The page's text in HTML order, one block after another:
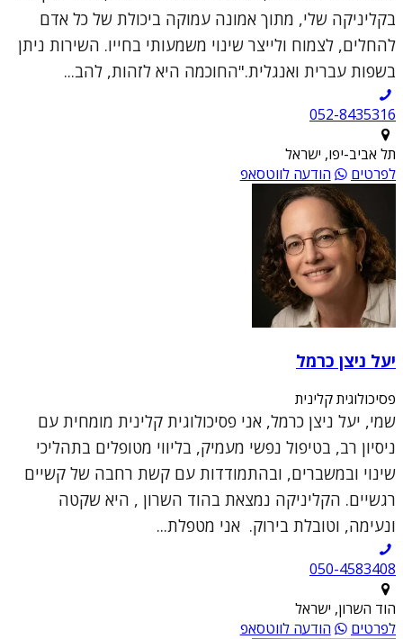
בקליניקה שלי, מתוך אמונה עמוקה ביכולת של כל אדם
להחלים, לצמוח ולייצר שינוי משמעותי בחייו. השירות ניתן
בשפות עברית ואנגלית."החוכמה היא לזהות, להב...
052-8435316
תל אביב-יפו, ישראל
לפרטים
הודעה לווטסאפ
יעל ניצן כרמל
פסיכולוגית קלינית
שמי, יעל ניצן כרמל, אני פסיכולוגית קלינית מומחית עם
ניסיון רב, בטיפול נפשי מעמיק, בליווי מטופלים בתהליכי
שינוי ובמשברים, ובהתמודדות עם קשת רחבה של קשיים
רגשיים. הקליניקה נמצאת בהוד השרון , היא שקטה
ונעימה, וטובלת בירוק. אני מטפלת...
050-4583408
הוד השרון, ישראל
לפרטים
הודעה לווטסאפ